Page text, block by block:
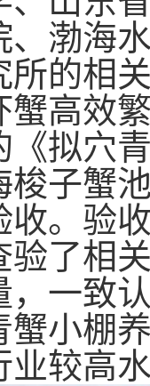
、渤海
所的相
蟹高效
《拟穴
梭子蟹
收。验
验了相
，一致
蟹小棚
业较高